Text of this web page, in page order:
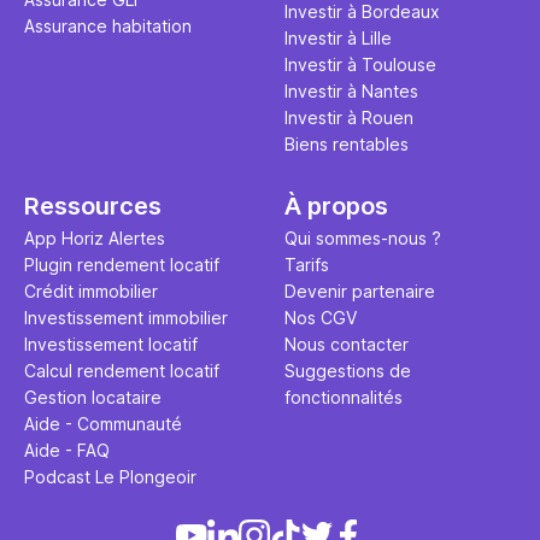
Assurance habitation
Investir à Bordeaux
Investir à Lille
Investir à Toulouse
Investir à Nantes
Investir à Rouen
Biens rentables
Ressources
App Horiz Alertes
Plugin rendement locatif
Crédit immobilier
Investissement immobilier
Investissement locatif
Calcul rendement locatif
Gestion locataire
Aide - Communauté
Aide - FAQ
Podcast Le Plongeoir
À propos
Qui sommes-nous ?
Tarifs
Devenir partenaire
Nos CGV
Nous contacter
Suggestions de
fonctionnalités